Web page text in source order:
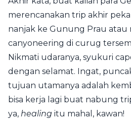
merencanakan trip akhir
nanjak ke Gunung Prau
canyoneering di curug
Nikmati udaranya, syukuri
dengan selamat. Ingat,
tujuan utamanya adalah
bisa kerja lagi buat nabung
ya, healing itu mahal, kawan!